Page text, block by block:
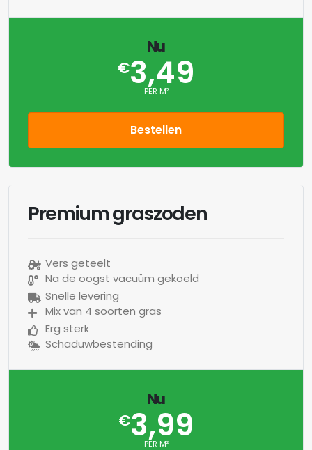
Nu
€3,49
PER M²
Bestellen
Premium graszoden
Vers geteelt
Na de oogst vacuüm gekoeld
Snelle levering
Mix van 4 soorten gras
Erg sterk
Schaduwbestending
Nu
€3,99
PER M²